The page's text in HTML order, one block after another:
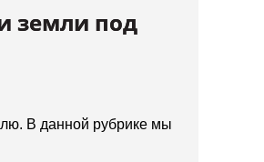
земли под
В данной рубрике мы